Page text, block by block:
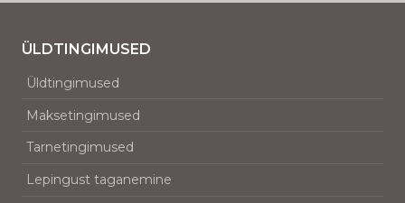
ÜLDTINGIMUSED
Üldtingimused
Maksetingimused
Tarnetingimused
Lepingust taganemine